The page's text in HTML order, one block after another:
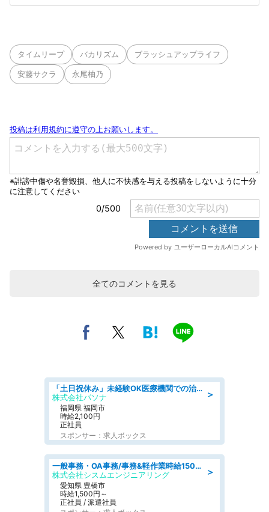
タイムリープ バカリズム ブラッシュアップライフ
安藤サクラ 永尾柚乃
全てのコメントを見る
＞
「土日祝休み」未経験OK医療機関での治験コーディネーターのお仕事
株式会社パソナ
福岡県 福岡市
時給2,100円
正社員
スポンサー：求人ボックス
＞
一般事務・OA事務/事務&軽作業時給1500円土日祝休み各種社保完備
株式会社シスムエンジニアリング
愛知県 豊橋市
時給1,500円～
正社員 / 派遣社員